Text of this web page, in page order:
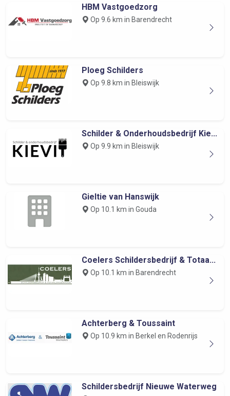
HBM Vastgoedzorg
Op 9.6 km in Barendrecht
Ploeg Schilders
Op 9.8 km in Bleiswijk
Schilder & Onderhoudsbedrijf Kie...
Op 9.9 km in Bleiswijk
Gieltie van Hanswijk
Op 10.1 km in Gouda
Coelers Schildersbedrijf & Totaa...
Op 10.1 km in Barendrecht
Achterberg & Toussaint
Op 10.9 km in Berkel en Rodenrijs
Schildersbedrijf Nieuwe Waterweg